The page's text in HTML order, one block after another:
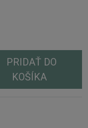
PRIDAŤ DO
KOŠÍKA